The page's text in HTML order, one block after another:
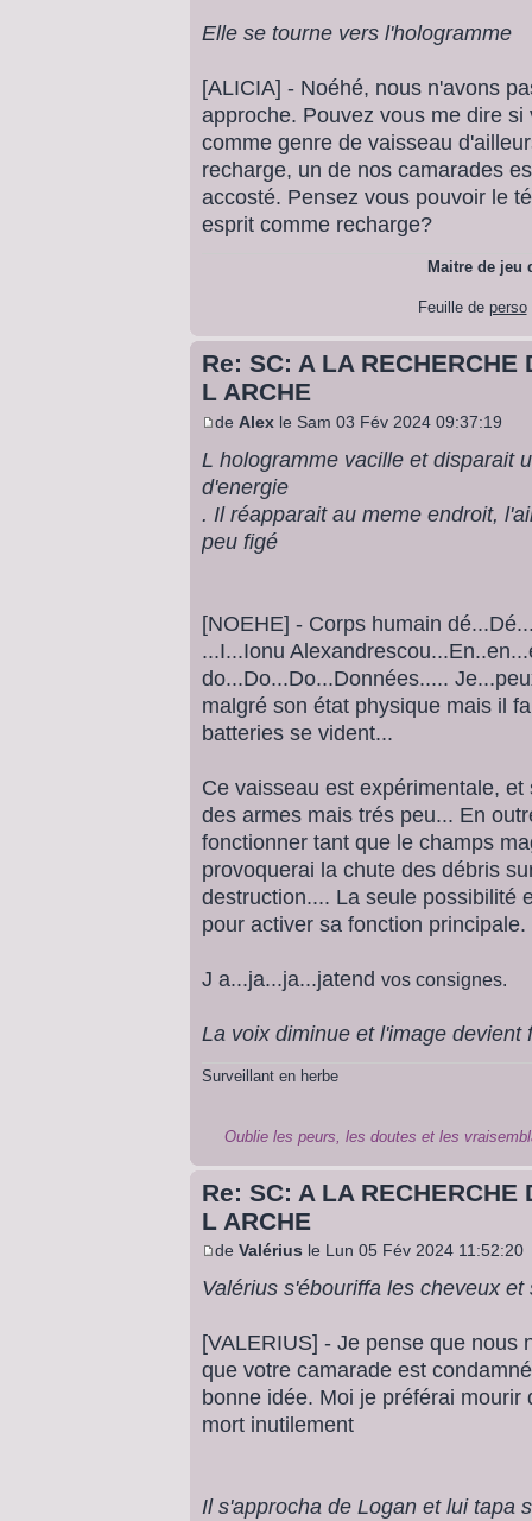
Elle se tourne vers l'hologramme
[ALICIA] - Noéhé, nous n'avons
approche. Pouvez vous me dire
comme genre de vaisseau
recharge, un de nos camarades
accosté. Pensez vous pouvoir le
esprit comme recharge?
Maitre de jeu
Feuille de perso
Re: SC: A LA RECHERCHE
L ARCHE
de Alex le Sam 03 Fév 2024 09:37:19
L hologramme vacille et disparait
d'energie
. Il réapparait au meme endroit,
peu figé
[NOEHE] - Corps humain
...I...Ionu
do...Do...Do...Données.....
malgré son état physique mais il
batteries se vident...
Ce vaisseau est expérimentale,
des armes mais trés peu... En
fonctionner tant que le champs
provoquerai la chute des débris
destruction.... La seule possibilité
pour activer sa fonction principale.
J a...ja...ja...jatend vos consignes.
La voix diminue et l'image devient
Surveillant en herbe
Oublie les peurs, les doutes et les
Re: SC: A LA RECHERCHE
L ARCHE
de Valérius le Lun 05 Fév 2024 11:52:20
Valérius s'ébouriffa les cheveux et
[VALERIUS] - Je pense que nous
que votre camarade est
bonne idée. Moi je préférai
mort inutilement
Il s'approcha de Logan et lui tapa